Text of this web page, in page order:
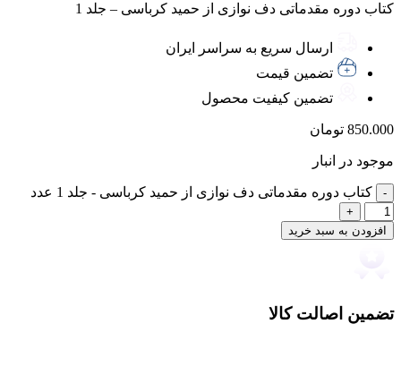
کتاب دوره مقدماتی دف نوازی از حمید کرباسی – جلد 1
ارسال سریع به سراسر ایران
تضمین قیمت
تضمین کیفیت محصول
850.000 تومان
موجود در انبار
کتاب دوره مقدماتی دف نوازی از حمید کرباسی - جلد 1 عدد
افزودن به سبد خرید
تضمین اصالت کالا